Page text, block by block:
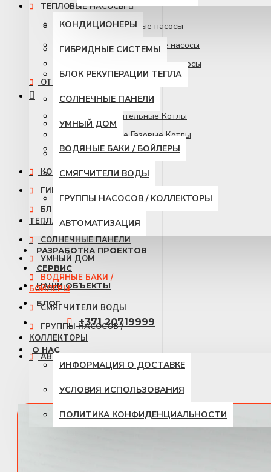
КОНДИЦИОНЕРЫ
ГИБРИДНЫЕ СИСТЕМЫ
БЛОК РЕКУПЕРАЦИИ ТЕПЛА
СОЛНЕЧНЫЕ ПАНЕЛИ
УМНЫЙ ДОМ
ВОДЯНЫЕ БАКИ / БОЙЛЕРЫ
СМЯГЧИТЕЛИ ВОДЫ
ГРУППЫ HАСОСОВ / KОЛЛЕКТОРЫ
АВТОМАТИЗАЦИЯ
РАЗРАБОТКА ПРОЕКТОВ
СЕРВИС
НАШИ ОБЪЕКТЫ
БЛОГ
+371 20719999
О НАС
ИНФОРМАЦИЯ О ДОСТАВКЕ
УСЛОВИЯ ИСПОЛЬЗОВАНИЯ
ПОЛИТИКА КОНФИДЕНЦИАЛЬНОСТИ
ТЕПЛОВЫЕ НАСОСЫ
Воздушные тепловые насосы
Геотермальные тепловые насосы
Промышленные тепловые насосы
ОТОПИТЕЛЬНЫЕ КОТЛЫ
Газовые Отопительные Котлы
Промышленные Газовые Котлы
Электрические Котлы
КОНДИЦИОНЕРЫ
ГИБРИДНЫЕ СИСТЕМЫ
БЛОК РЕКУПЕРАЦИИ
ТЕПЛА
СОЛНЕЧНЫЕ ПАНЕЛИ
УМНЫЙ ДОМ
ВОДЯНЫЕ БАКИ /
БОЙЛЕРЫ
СМЯГЧИТЕЛИ ВОДЫ
ГРУППЫ НАСОСОВ /
КОЛЛЕКТОРЫ
АВТОМАТИЗАЦИЯ